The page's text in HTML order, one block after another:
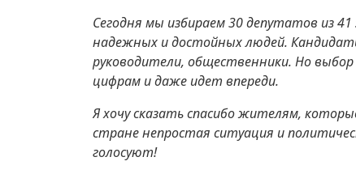
Сегодня мы избираем 30 депутатов из
надежных и достойных людей.
руководители, общественники. Но
цифрам и даже идет впереди.
Я хочу сказать спасибо жителям,
стране непростая ситуация и
голосуют!